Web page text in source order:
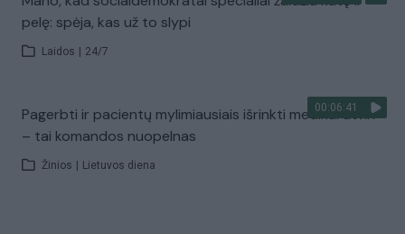
pelę: spėja, kas už to slypi
Laidos 24/7
00:06:41
Pagerbti ir pacientų mylimiausiais išrinkti medikai atviri
– tai komandos nuopelnas
Žinios Lietuvos diena